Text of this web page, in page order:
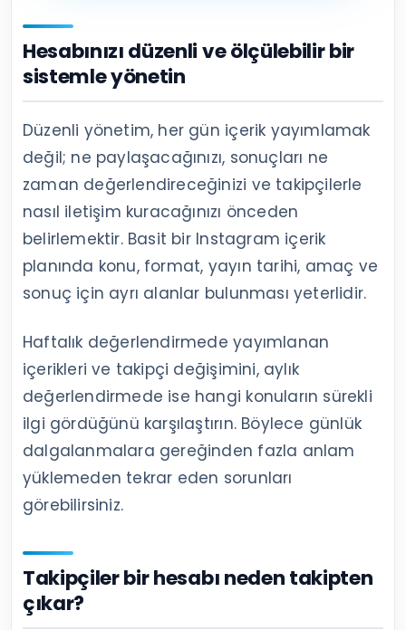
Hesabınızı düzenli ve ölçülebilir bir
sistemle yönetin
Düzenli yönetim, her gün içerik yayımlamak
değil; ne paylaşacağınızı, sonuçları ne
zaman değerlendireceğinizi ve takipçilerle
nasıl iletişim kuracağınızı önceden
belirlemektir. Basit bir Instagram içerik
planında konu, format, yayın tarihi, amaç ve
sonuç için ayrı alanlar bulunması yeterlidir.
Haftalık değerlendirmede yayımlanan
içerikleri ve takipçi değişimini, aylık
değerlendirmede ise hangi konuların sürekli
ilgi gördüğünü karşılaştırın. Böylece günlük
dalgalanmalara gereğinden fazla anlam
yüklemeden tekrar eden sorunları
görebilirsiniz.
Takipçiler bir hesabı neden takipten
çıkar?